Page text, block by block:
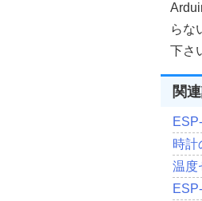
らな
下さ
関
時計
温度